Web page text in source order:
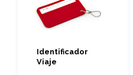
Identificador
Viaje